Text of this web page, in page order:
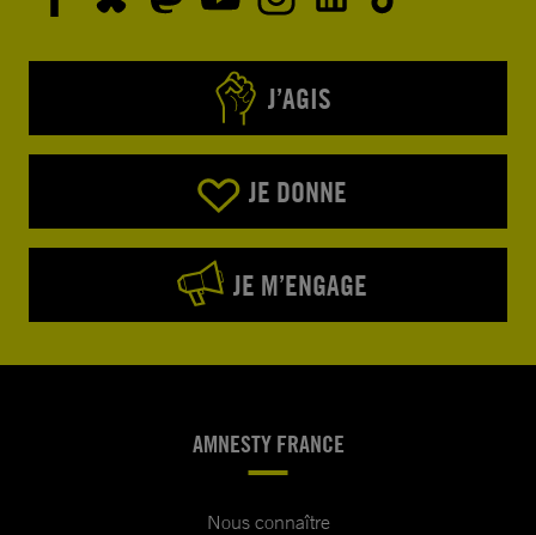
J’AGIS
JE DONNE
JE M’ENGAGE
AMNESTY FRANCE
Nous connaître